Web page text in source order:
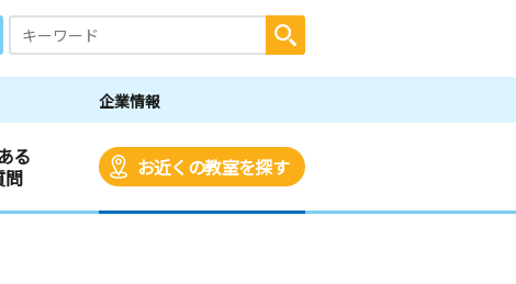
企業情報
る
問
お近くの教室を探す